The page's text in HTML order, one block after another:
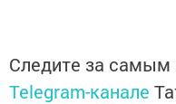
Следите за
Telegram-канале